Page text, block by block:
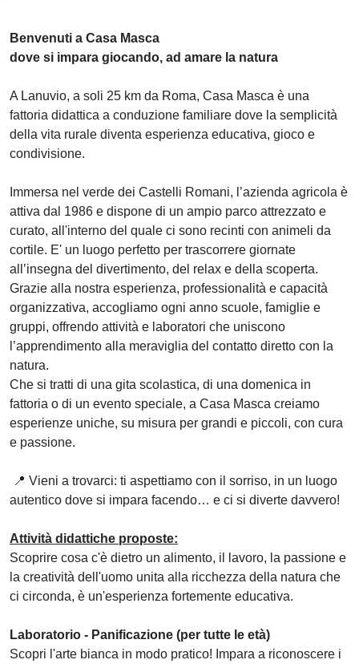
Benvenuti a Casa Masca
dove si impara giocando, ad amare la natura
A Lanuvio, a soli 25 km da Roma, Casa Masca è una
fattoria didattica a conduzione familiare dove la semplicità
della vita rurale diventa esperienza educativa, gioco e
condivisione.
Immersa nel verde dei Castelli Romani, l’azienda agricola è
attiva dal 1986 e dispone di un ampio parco attrezzato e
curato, all'interno del quale ci sono recinti con animeli da
cortile. E' un luogo perfetto per trascorrere giornate
all’insegna del divertimento, del relax e della scoperta.
Grazie alla nostra esperienza, professionalità e capacità
organizzativa, accogliamo ogni anno scuole, famiglie e
gruppi, offrendo attività e laboratori che uniscono
l’apprendimento alla meraviglia del contatto diretto con la
natura.
Che si tratti di una gita scolastica, di una domenica in
fattoria o di un evento speciale, a Casa Masca creiamo
esperienze uniche, su misura per grandi e piccoli, con cura
e passione.
📍 Vieni a trovarci: ti aspettiamo con il sorriso, in un luogo
autentico dove si impara facendo… e ci si diverte davvero!
Attività didattiche proposte:
Scoprire cosa c'è dietro un alimento, il lavoro, la passione e
la creatività dell'uomo unita alla ricchezza della natura che
ci circonda, è un'esperienza fortemente educativa.
Laboratorio - Panificazione (per tutte le età)
Scopri l'arte bianca in modo pratico! Impara a riconoscere i